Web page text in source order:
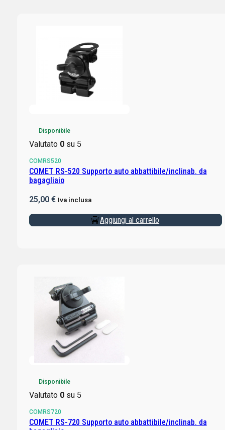
Disponibile
Valutato 0su 5
COMRS520
COMET RS-520 Supporto auto abbattibile/inclinab. da
bagagliaio
25,00 € Iva inclusa
Aggiungi al carrello
Disponibile
Valutato 0su 5
COMRS720
COMET RS-720 Supporto auto abbattibile/inclinab. da